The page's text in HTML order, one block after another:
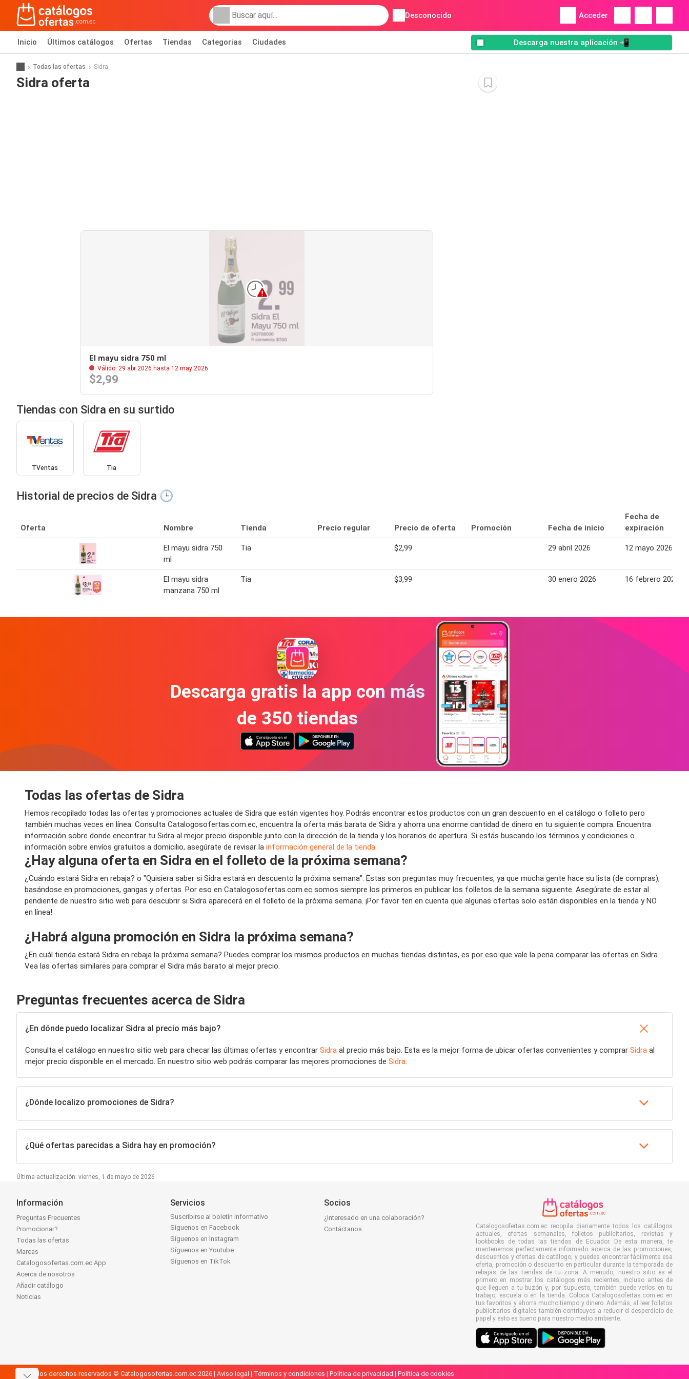
Desconocido Acceder
Inicio Últimos catálogos Ofertas Tiendas Categorias Ciudades Descarga nuestra aplicación 📲
Todas las ofertas Sidra
Sidra oferta
El mayu sidra 750 ml
Válido: 29 abr 2026 hasta 12 may 2026
$2,99
Tiendas con Sidra en su surtido
TVentas Tia
Historial de precios de Sidra 🕒
Oferta Nombre Tienda Precio regular Precio de oferta Promoción Fecha de inicio
Fecha de
expiración
El mayu sidra 750
ml
Tia $2,99 29 abril 2026 12 mayo 2026
El mayu sidra
manzana 750 ml
Tia $3,99 30 enero 2026 16 febrero 2026
Descarga gratis la app con más
de 350 tiendas
Todas las ofertas de Sidra
Hemos recopilado todas las ofertas y promociones actuales de Sidra que están vigentes hoy. Podrás encontrar estos productos con un gran descuento en el catálogo o folleto pero
también muchas veces en línea. Consulta Catalogosofertas.com.ec, encuentra la oferta más barata de Sidra y ahorra una enorme cantidad de dinero en tu siguiente compra. Encuentra
información sobre donde encontrar tu Sidra al mejor precio disponible junto con la dirección de la tienda y los horarios de apertura. Si estás buscando los términos y condiciones o
información sobre envíos gratuitos a domicilio, asegúrate de revisar la información general de la tienda.
¿Hay alguna oferta en Sidra en el folleto de la próxima semana?
¿Cuándo estará Sidra en rebaja? o "Quisiera saber si Sidra estará en descuento la próxima semana". Estas son preguntas muy frecuentes, ya que mucha gente hace su lista (de compras),
basándose en promociones, gangas y ofertas. Por eso en Catalogosofertas.com.ec somos siempre los primeros en publicar los folletos de la semana siguiente. Asegúrate de estar al
pendiente de nuestro sitio web para descubrir si Sidra aparecerá en el folleto de la próxima semana. ¡Por favor ten en cuenta que algunas ofertas solo están disponibles en la tienda y NO
en línea!
¿Habrá alguna promoción en Sidra la próxima semana?
¿En cuál tienda estará Sidra en rebaja la próxima semana? Puedes comprar los mismos productos en muchas tiendas distintas, es por eso que vale la pena comparar las ofertas en Sidra.
Vea las ofertas similares para comprar el Sidra más barato al mejor precio.
Preguntas frecuentes acerca de Sidra
¿En dónde puedo localizar Sidra al precio más bajo?
Consulta el catálogo en nuestro sitio web para checar las últimas ofertas y encontrar Sidra al precio más bajo. Esta es la mejor forma de ubicar ofertas convenientes y comprar Sidra al
mejor precio disponible en el mercado. En nuestro sitio web podrás comparar las mejores promociones de Sidra
¿Dónde localizo promociones de Sidra?
¿Qué ofertas parecidas a Sidra hay en promoción?
Última actualización: viernes, 1 de mayo de 2026
Información
Preguntas Frecuentes
Promocionar?
Todas las ofertas
Marcas
Catalogosofertas.com.ec App
Acerca de nosotros
Añadir catálogo
Noticias
Servicios
Suscribirse al boletín informativo
Síguenos en Facebook
Síguenos en Instagram
Síguenos en Youtube
Síguenos en TikTok
Socios
¿Interesado en una colaboración?
Contáctanos
Catalogosofertas.com.ec recopila diariamente todos los catálogos
actuales, ofertas semanales, folletos publicitarios, revistas y
lookbooks de todas las tiendas de Ecuador. De esta manera, te
mantenemos perfectamente informado acerca de las promociones,
descuentos y ofertas de catálogo, y puedes encontrar fácilmente esa
oferta, promoción o descuento en particular durante la temporada de
rebajas de las tiendas de tu zona. A menudo, nuestro sitio es el
primero en mostrar los catálogos más recientes, incluso antes de
que lleguen a tu buzón y, por supuesto, también puede verlos en tu
trabajo, escuela o en la tienda. Coloca Catalogosofertas.com.ec en
tus favoritos y ahorra mucho tiempo y dinero. Además, al leer folletos
publicitarios digitales también contribuyes a reducir el desperdicio de
papel y esto es bueno para nuestro medio ambiente.
Todos los derechos reservados © Catalogosofertas.com.ec 2026 | Aviso legal | Términos y condiciones | Política de privacidad | Política de cookies